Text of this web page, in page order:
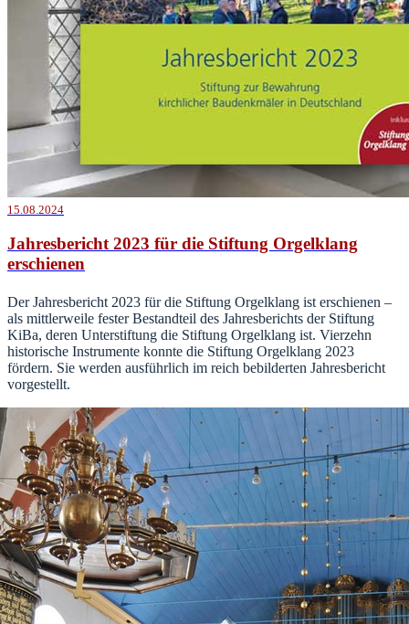
15.08.2024
Jahresbericht 2023 für die Stiftung Orgelklang
erschienen
Der Jahresbericht 2023 für die Stiftung Orgelklang ist erschienen –
als mittlerweile fester Bestandteil des Jahresberichts der Stiftung
KiBa, deren Unterstiftung die Stiftung Orgelklang ist. Vierzehn
historische Instrumente konnte die Stiftung Orgelklang 2023
fördern. Sie werden ausführlich im reich bebilderten Jahresbericht
vorgestellt.